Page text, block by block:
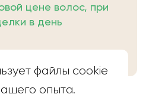
цене волос, при
в день
файлы cookie
опыта.